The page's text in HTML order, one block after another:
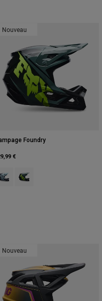
sauge.
Nouveau
Foundry
€
swatch type of Bleu
Product swatch type of
Nouveau